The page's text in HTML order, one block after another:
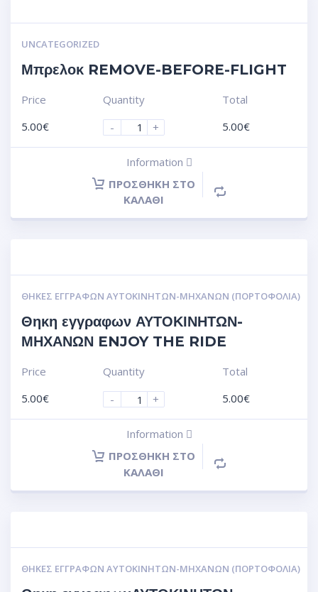
UNCATEGORIZED
Μπρελοκ REMOVE-BEFORE-FLIGHT
Price
5.00€
Quantity
-
+
Total
5.00€
Information
ΠΡΟΣΘΉΚΗ ΣΤΟ
ΚΑΛΆΘΙ
ΘΉΚΕΣ ΕΓΓΡΆΦΩΝ ΑΥΤΟΚΙΝΗΤΩΝ-ΜΗΧΑΝΩΝ (ΠΟΡΤΟΦΌΛΙΑ)
Θηκη εγγραφων ΑΥΤΟΚΙΝΗΤΩΝ-
ΜΗΧΑΝΩΝ ENJOY THE RIDE
Price
5.00€
Quantity
-
+
Total
5.00€
Information
ΠΡΟΣΘΉΚΗ ΣΤΟ
ΚΑΛΆΘΙ
ΘΉΚΕΣ ΕΓΓΡΆΦΩΝ ΑΥΤΟΚΙΝΗΤΩΝ-ΜΗΧΑΝΩΝ (ΠΟΡΤΟΦΌΛΙΑ)